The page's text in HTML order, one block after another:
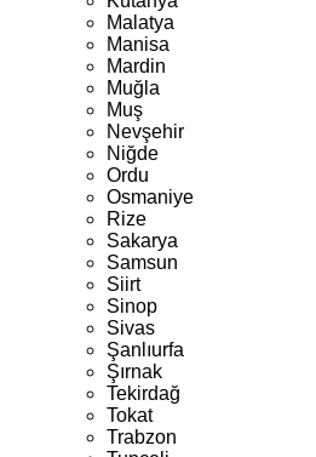
Malatya
Manisa
Mardin
Muğla
Muş
Nevşehir
Niğde
Ordu
Osmaniye
Rize
Sakarya
Samsun
Siirt
Sinop
Sivas
Şanlıurfa
Şırnak
Tekirdağ
Tokat
Trabzon